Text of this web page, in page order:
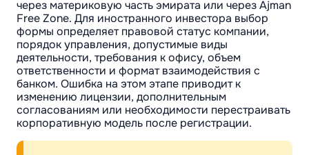
через материковую часть эмирата или через Ajman
Free Zone. Для иностранного инвестора выбор
формы определяет правовой статус компании,
порядок управления, допустимые виды
деятельности, требования к офису, объем
ответственности и формат взаимодействия с
банком. Ошибка на этом этапе приводит к
изменению лицензии, дополнительным
согласованиям или необходимости перестраивать
корпоративную модель после регистрации.